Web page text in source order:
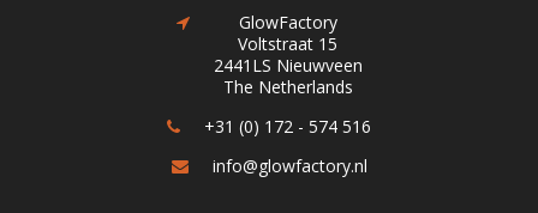
GlowFactory
Voltstraat 15
2441LS Nieuwveen
The Netherlands
+31 (0) 172 - 574 516
info@glowfactory.nl